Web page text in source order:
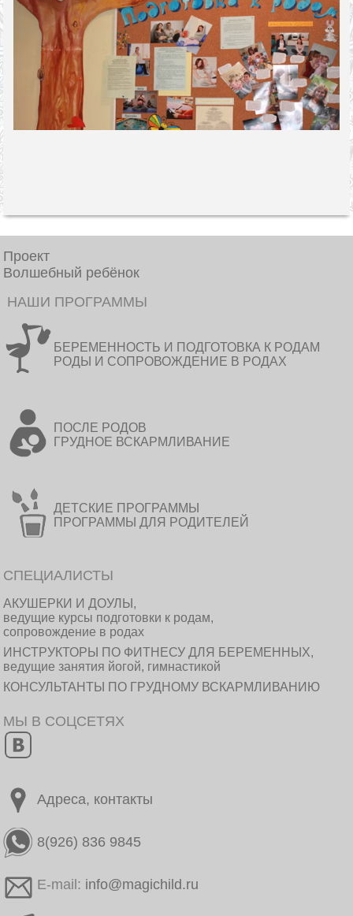
Проект
Волшебный ребёнок
НАШИ ПРОГРАММЫ
БЕРЕМЕННОСТЬ И ПОДГОТОВКА К РОДАМ
РОДЫ И СОПРОВОЖДЕНИЕ В РОДАХ
ПОСЛЕ РОДОВ
ГРУДНОЕ ВСКАРМЛИВАНИЕ
ДЕТСКИЕ ПРОГРАММЫ
ПРОГРАММЫ ДЛЯ РОДИТЕЛЕЙ
СПЕЦИАЛИСТЫ
АКУШЕРКИ И ДОУЛЫ,
ведущие курсы подготовки к родам,
сопровождение в родах
ИНСТРУКТОРЫ ПО ФИТНЕСУ ДЛЯ БЕРЕМЕННЫХ,
ведущие занятия йогой, гимнастикой
КОНСУЛЬТАНТЫ ПО ГРУДНОМУ ВСКАРМЛИВАНИЮ
МЫ В СОЦСЕТЯХ
Адреса, контакты
8(926) 836 9845
E-mail: info@magichild.ru